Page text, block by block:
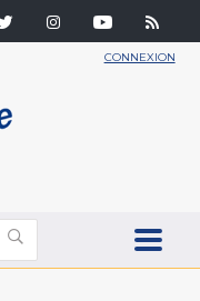
CONNEXION